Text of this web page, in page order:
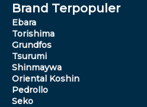
Brand Terpopuler
Ebara
Torishima
Grundfos
Tsurumi
Shinmaywa
Oriental Koshin
Pedrollo
Seko